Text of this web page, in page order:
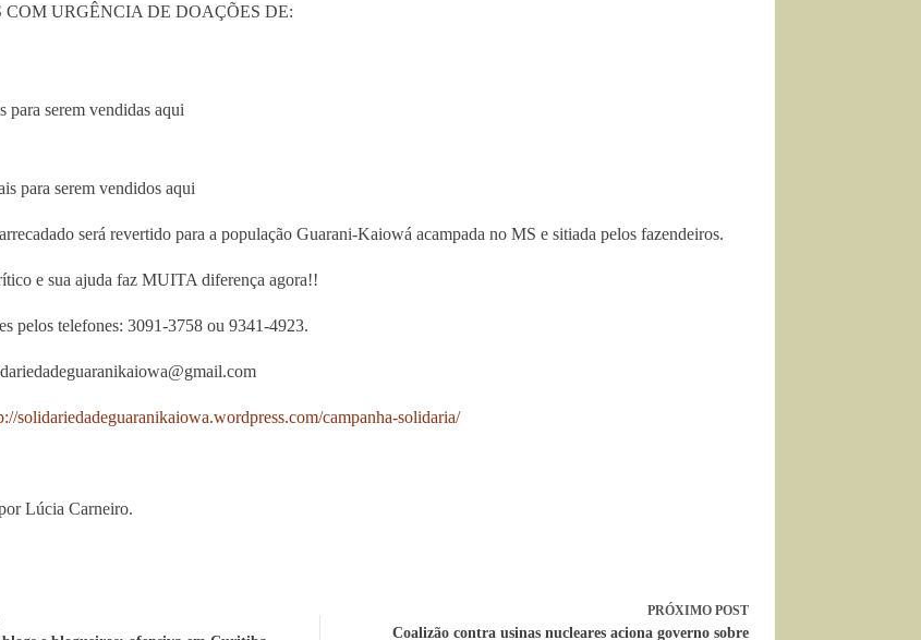
COM URGÊNCIA DE DOAÇÕES DE:
para serem vendidas aqui
para serem vendidos aqui
será revertido para a população Guarani-Kaiowá acampada no MS e sitiada pelos fazendeiros.
e sua ajuda faz MUITA diferença agora!!
pelos telefones: 3091-3758 ou 9341-4923.
@gmail.com
solidariedadeguaranikaiowa.wordpress.com/campanha-solidaria/
Lúcia Carneiro.
PRÓXIMO POST
Coalizão contra usinas nucleares aciona governo sobre